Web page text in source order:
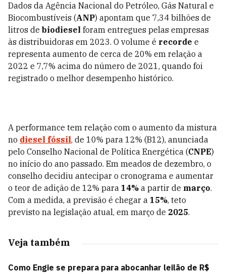
Dados da Agência Nacional do Petróleo, Gás Natural e
Biocombustíveis (ANP) apontam que 7,34 bilhões de
litros de biodiesel foram entregues pelas empresas
às distribuidoras em 2023. O volume é recorde e
representa aumento de cerca de 20% em relação a
2022 e 7,7% acima do número de 2021, quando foi
registrado o melhor desempenho histórico.
A performance tem relação com o aumento da mistura
no diesel fóssil, de 10% para 12% (B12), anunciada
pelo Conselho Nacional de Política Energética (CNPE)
no início do ano passado. Em meados de dezembro, o
conselho decidiu antecipar o cronograma e aumentar
o teor de adição de 12% para 14% a partir de março.
Com a medida, a previsão é chegar a 15%, teto
previsto na legislação atual, em março de 2025.
Veja também
Como Engie se prepara para abocanhar leilão de R$